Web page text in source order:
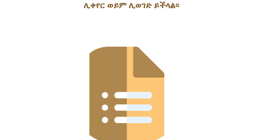
ሊቀየር ወይም ሊወገድ ይችላል፡፡